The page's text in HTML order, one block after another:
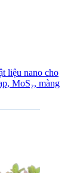
liệu nano cho
MoS₂, màng